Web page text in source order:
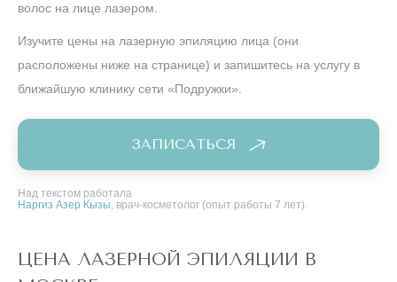
волос на лице лазером.
Изучите цены на лазерную эпиляцию лица (они
расположены ниже на странице) и запишитесь на услугу в
ближайшую клинику сети «Подружки».
ЗАПИСАТЬСЯ
Над текстом работала
Наргиз Азер Кызы, врач-косметолог (опыт работы 7 лет).
ЦЕНА ЛАЗЕРНОЙ ЭПИЛЯЦИИ В